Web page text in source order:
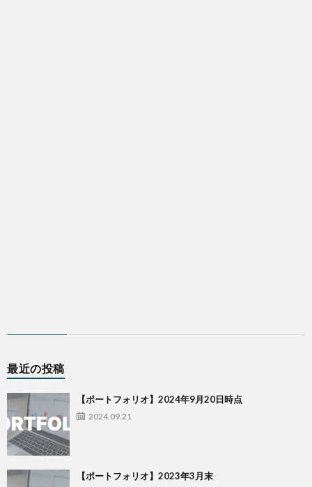
最近の投稿
【ポートフォリオ】2024年9月20日時点
2024.09.21
【ポートフォリオ】2023年3月末